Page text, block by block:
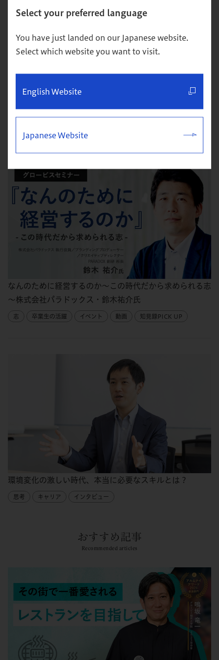
Select your preferred language
You have just landed on our Japanese website.
Select which website you want to visit.
English Website
Japanese Website
【超図解】クリティカル・シンキングとは？身につける方
なんのために経営するのか～この時代だから求められる志
～株式会社パラドックス・鈴木祐介氏
志 卒業生の活躍 イベント 動画 知見録PICK UP
環境変化の激しい時代、本当に必要なスキルとは？
思考 キャリア インタビュー
おすすめ記事
Recommended articles